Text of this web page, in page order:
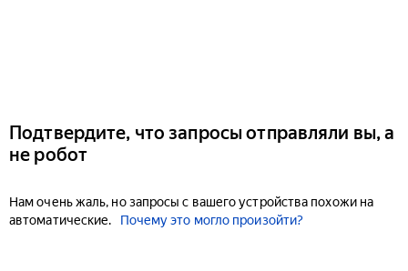
Подтвердите, что запросы отправляли вы, а
не робот
Нам очень жаль, но запросы с вашего устройства похожи на
автоматические.
Почему это могло произойти?